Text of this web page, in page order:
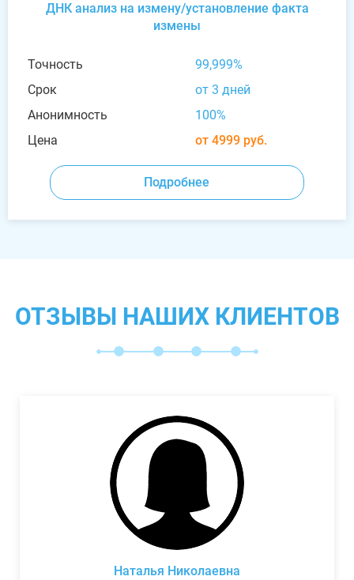
ДНК анализ на измену/установление факта
измены
Точность
99,999%
Срок
от 3 дней
Анонимность
100%
Цена
от 4999 руб.
Подробнее
ОТЗЫВЫ НАШИХ КЛИЕНТОВ
Наталья Николаевна